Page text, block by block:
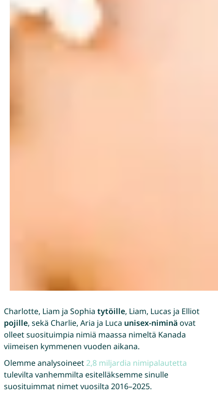
Charlotte, Liam ja Sophia tytöille, Liam, Lucas ja Elliot
pojille, sekä Charlie, Aria ja Luca unisex-niminäovat
olleet suosituimpia nimiä maassa nimeltä Kanada
viimeisen kymmenen vuoden aikana.
Olemme analysoineet2,8 miljardia nimipalautetta
tulevilta vanhemmilta esitelläksemme sinulle
suosituimmat nimet vuosilta 2016–2025.